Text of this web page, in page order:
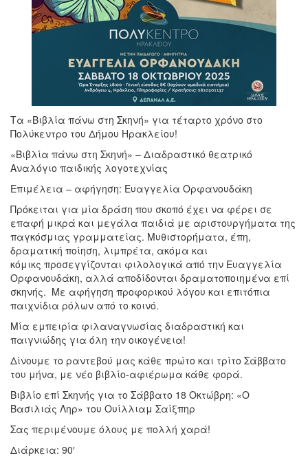
Τα «Βιβλία πάνω στη Σκηνή» για τέταρτο χρόνο στο
Πολύκεντρο του Δήμου Ηρακλείου!
«Βιβλία πάνω στη Σκηνή» – Διαδραστικό θεατρικό
Αναλόγιο παιδικής λογοτεχνίας
Επιμέλεια – αφήγηση: Ευαγγελία Ορφανουδάκη
Πρόκειται για μία δράση που σκοπό έχει να φέρει σε
επαφή μικρά και μεγάλα παιδιά με αριστουργήματα της
παγκόσμιας γραμματείας. Μυθιστορήματα, έπη,
δραματική ποίηση, λιμπρέτα, ακόμα και
κόμικς προσεγγίζονται φιλολογικά από την Ευαγγελία
Ορφανουδάκη, αλλά αποδίδονται δραματοποιημένα επί
σκηνής. Με αφήγηση προφορικού λόγου και επιτόπια
παιχνίδια ρόλων από το κοινό.
Μία εμπειρία φιλαναγνωσίας διαδραστική και
παιγνιώδης για όλη την οικογένεια!
Δίνουμε το ραντεβού μας κάθε πρώτο και τρίτο Σάββατο
του μήνα, με νέο βιβλίο-αφιέρωμα κάθε φορά.
Βιβλίο επί Σκηνής για το Σάββατο 18 Οκτώβρη: «Ο
Βασιλιάς Ληρ» του Ουίλλιαμ Σαίξπηρ
Σας περιμένουμε όλους με πολλή χαρά!
Διάρκεια: 90′